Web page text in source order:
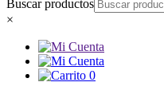
Buscar productos
×
0